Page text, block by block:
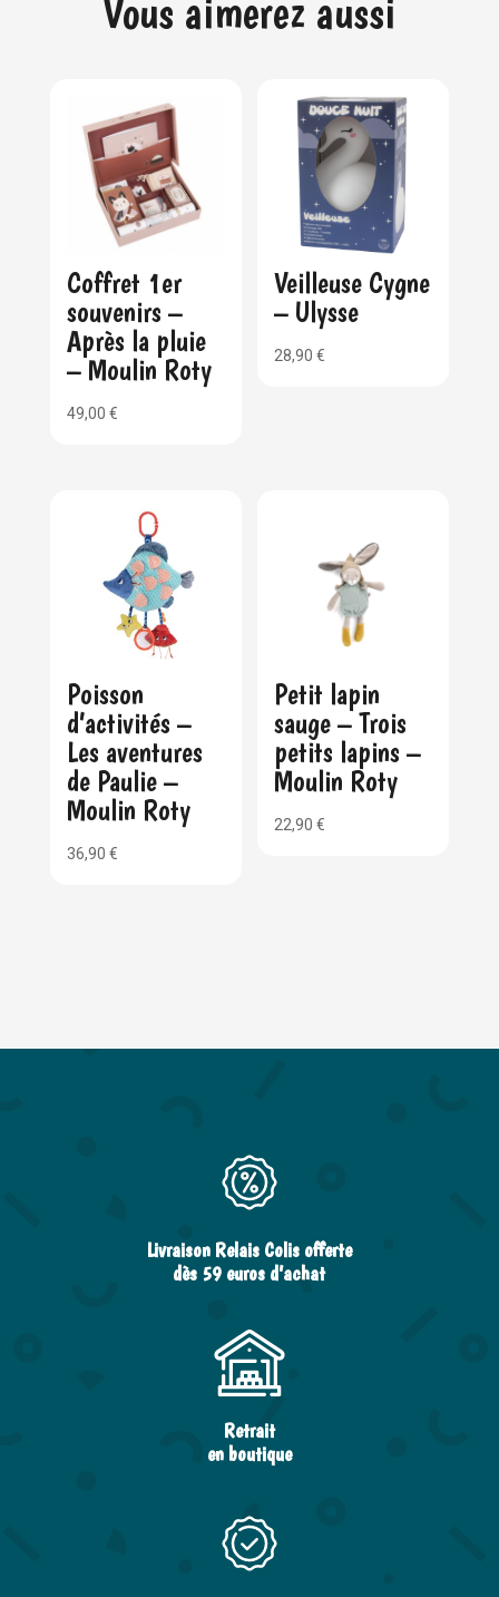
Vous aimerez aussi
Coffret 1er
souvenirs –
Après la pluie
– Moulin Roty
49,00 €
Veilleuse Cygne
– Ulysse
28,90€
Poisson
d’activités –
Les aventures
de Paulie –
Moulin Roty
36,90 €
Petit lapin
sauge – Trois
petits lapins –
Moulin Roty
22,90€
Livraison Relais Colis offerte
dès 59 euros d’achat
Retrait
en boutique